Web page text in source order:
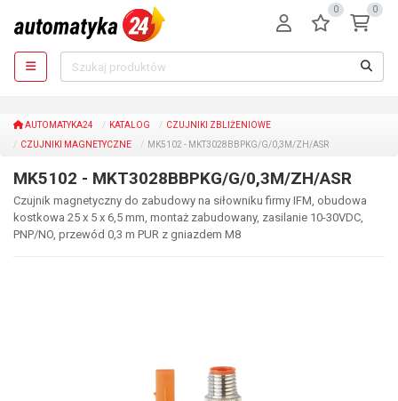
0 0
AUTOMATYKA24 KATALOG
CZUJNIKI ZBLIŻENIOWE
CZUJNIKI MAGNETYCZNE
MK5102 - MKT3028BBPKG/G/0,3M/ZH/ASR
MK5102 - MKT3028BBPKG/G/0,3M/ZH/ASR
Czujnik magnetyczny do zabudowy na siłowniku firmy IFM, obudowa
kostkowa 25 x 5 x 6,5 mm, montaż zabudowany, zasilanie 10-30VDC,
PNP/NO, przewód 0,3 m PUR z gniazdem M8